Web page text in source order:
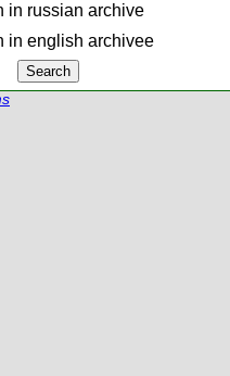
in russian archive
in english archiveе